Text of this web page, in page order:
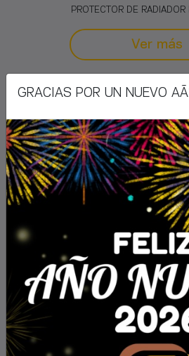
PROTECTOR DE
Ver más
CUBRE
ADAPTABLE
CUBRE CARTER
GRACIAS POR UN NUEVO